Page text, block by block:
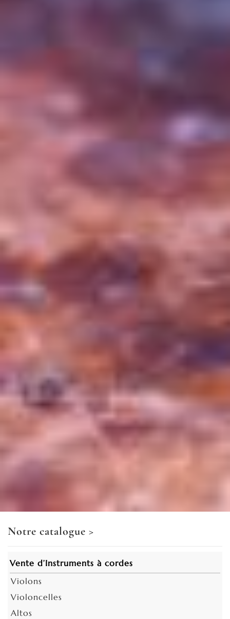
Notre catalogue >
Vente d’Instruments à cordes
Violons
Violoncelles
Altos